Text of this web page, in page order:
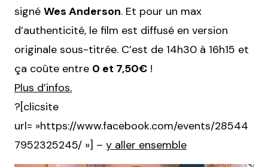
signé Wes Anderson. Et pour un max
d’authenticité, le film est diffusé en version
originale sous-titrée. C’est de 14h30 à 16h15 et
ça coûte entre 0 et 7,50€ !
Plus d’infos.
?[clicsite
url= »https://www.facebook.com/events/28544
7952325245/ »] – y aller ensemble